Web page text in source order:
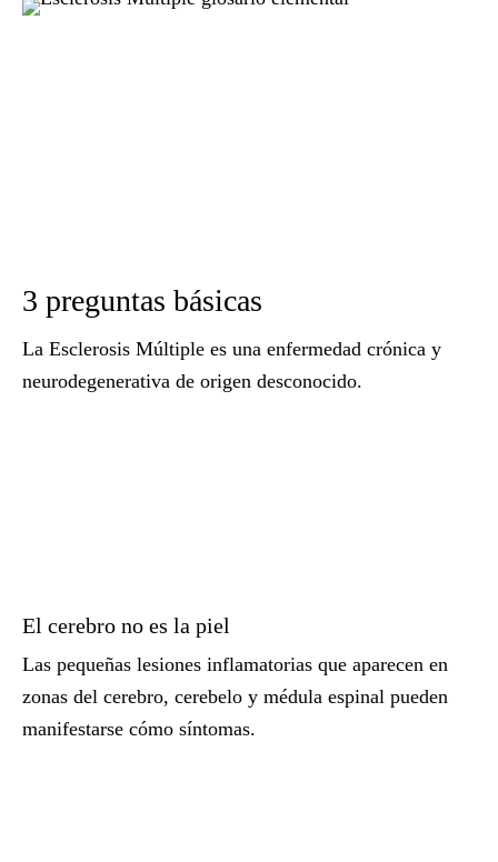
3 preguntas básicas
La Esclerosis Múltiple es una enfermedad crónica y
neurodegenerativa de origen desconocido.
El cerebro no es la piel
Las pequeñas lesiones inflamatorias que aparecen en
zonas del cerebro, cerebelo y médula espinal pueden
manifestarse cómo síntomas.